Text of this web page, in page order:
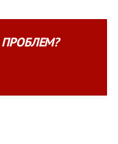
ПРОБЛЕМ?